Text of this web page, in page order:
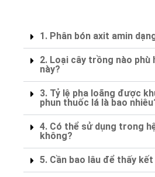
1. Phân bón axit amin
2. Loại cây trồng nào phù
này?
3. Tỷ lệ pha loãng được
phun thuốc lá là bao
4. Có thể sử dụng trong
không?
5. Cần bao lâu để thấy kết